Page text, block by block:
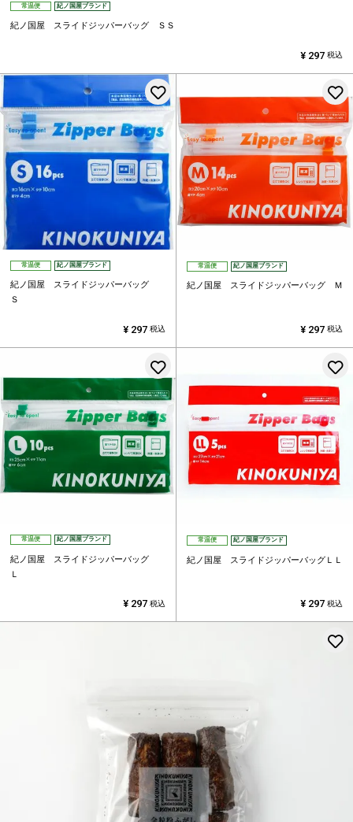
常温便 紀ノ国屋ブランド
紀ノ国屋 スライドジッパーバッグ ＳＳ
¥ 297 税込
常温便 紀ノ国屋ブランド
紀ノ国屋 スライドジッパーバッグ
Ｓ
¥ 297 税込
常温便 紀ノ国屋ブランド
紀ノ国屋 スライドジッパーバッグ Ｍ
¥ 297 税込
常温便 紀ノ国屋ブランド
紀ノ国屋 スライドジッパーバッグ
Ｌ
¥ 297 税込
常温便 紀ノ国屋ブランド
紀ノ国屋 スライドジッパーバッグＬＬ
¥ 297 税込